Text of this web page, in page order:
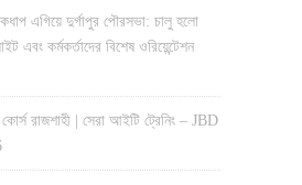
এগিয়ে দুর্গাপুর পৌরসভা: চালু হলো
এবং কর্মকর্তাদের বিশেষ ওরিয়েন্টেশন
রাজশাহী | সেরা আইটি ট্রেনিং – JBD